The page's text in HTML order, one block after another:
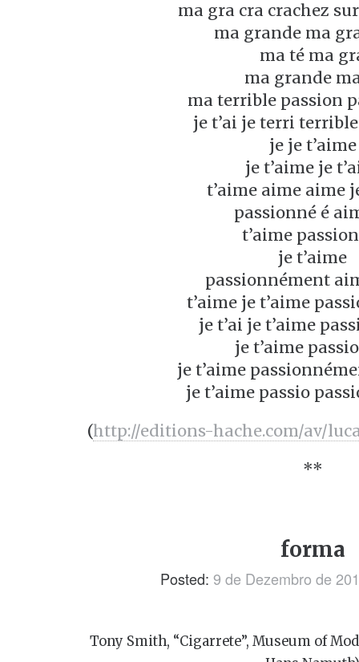
ma gra cra crachez
ma grande ma
ma té ma
ma grande
ma terrible passion
je t’ai je terri
je je t’aime
je t’aime je
t’aime aime aime
passionné é
t’aime
je t’aime
passionnément
t’aime je t’aime
je t’ai je t’aime
je t’aime
je t’aime
je t’aime passio
(http://editions-hache.com/av/
**
forma
Posted: 9 de Dezembro de
Tony Smith, “Cigarrete”, Museum of